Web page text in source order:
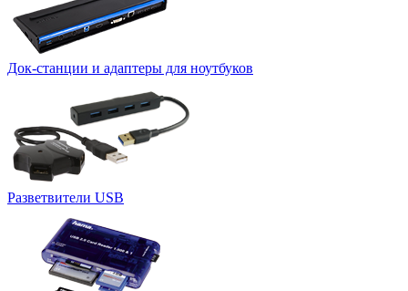
Док-станции и адаптеры для ноутбуков
Разветвители USB